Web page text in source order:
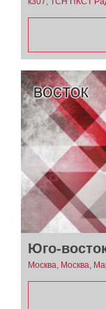
Юго-
Москва, Москва,